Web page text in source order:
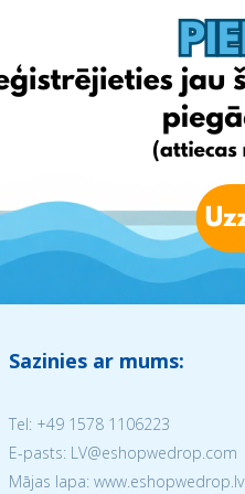
Sazinies ar mums:
Tel: +49 1578 1106223
E-pasts: LV@eshopwedrop.com
Mājas lapa: www.eshopwedrop.lv